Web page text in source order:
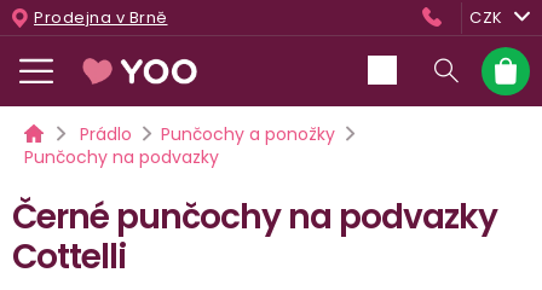
Přejít
na
obsah
Prodejna v Brně CZK
košík
DomůPrádlo
Punčochy a ponožky
Punčochy na podvazky
Černé punčochy na podvazky
Cottelli